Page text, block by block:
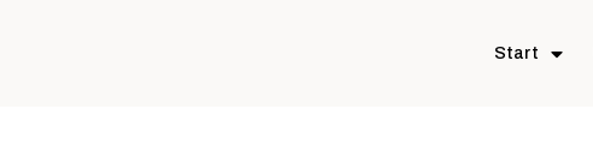
Start